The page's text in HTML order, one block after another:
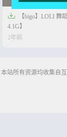

【bigo】LOLI 舞
4.1G】
2年前
本站所有资源均收集自